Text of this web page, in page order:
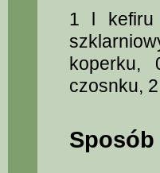
1 l kefiru
czosnku,